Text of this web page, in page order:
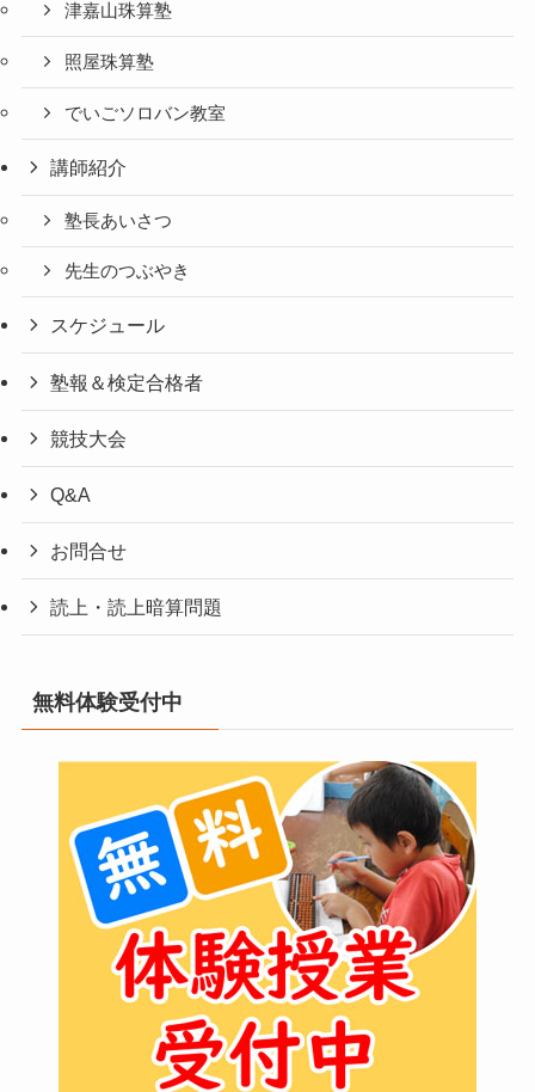
津嘉山珠算塾
照屋珠算塾
でいごソロバン教室
講師紹介
塾長あいさつ
先生のつぶやき
スケジュール
塾報＆検定合格者
競技大会
Q&A
お問合せ
読上・読上暗算問題
無料体験受付中